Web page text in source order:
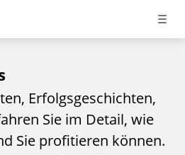
Erfolgsgeschichten,
Sie im Detail, wie
Sie profitieren können.